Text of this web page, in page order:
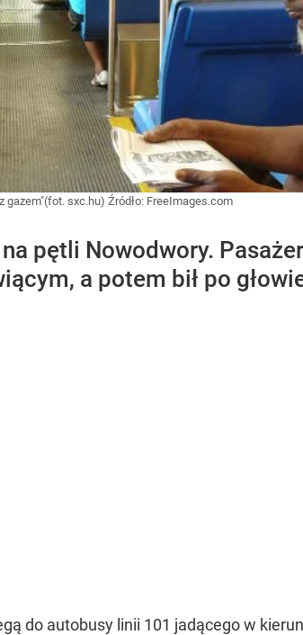
gazem"(fot. sxc.hu) Źródło: FreeImages.com
pętli Nowodwory.
a potem bił po
do autobusy linii 101 jadącego w